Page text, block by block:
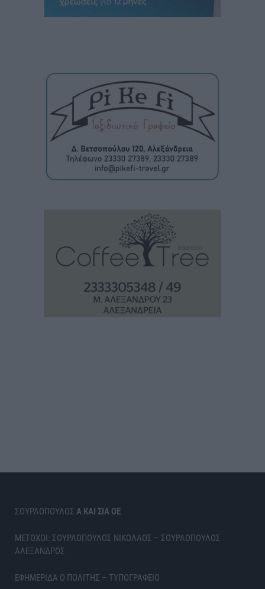
ΣΟΥΡΛΟΠΟΥΛΟΣ Α ΚΑΙ ΣΙΑ ΟΕ
ΜΕΤΟΧΟΙ: ΣΟΥΡΛΟΠΟΥΛΟΣ ΝΙΚΟΛΑΟΣ – ΣΟΥΡΛΟΠΟΥΛΟΣ
ΑΛΕΞΑΝΔΡΟΣ
ΕΦΗΜΕΡΙΔΑ Ο ΠΟΛΙΤΗΣ – ΤΥΠΟΓΡΑΦΕΙΟ